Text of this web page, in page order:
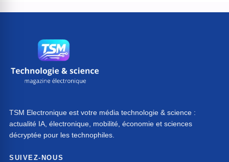
TSM Electronique est votre média technologie & science :
actualité IA, électronique, mobilité, économie et sciences
décryptée pour les technophiles.
SUIVEZ-NOUS